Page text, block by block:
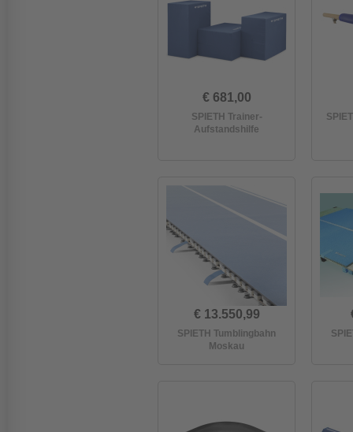
€ 681,00
SPIETH Trainer-
Aufstandshilfe
€ 13.550,99
SPIETH Tumblingbahn
Moskau